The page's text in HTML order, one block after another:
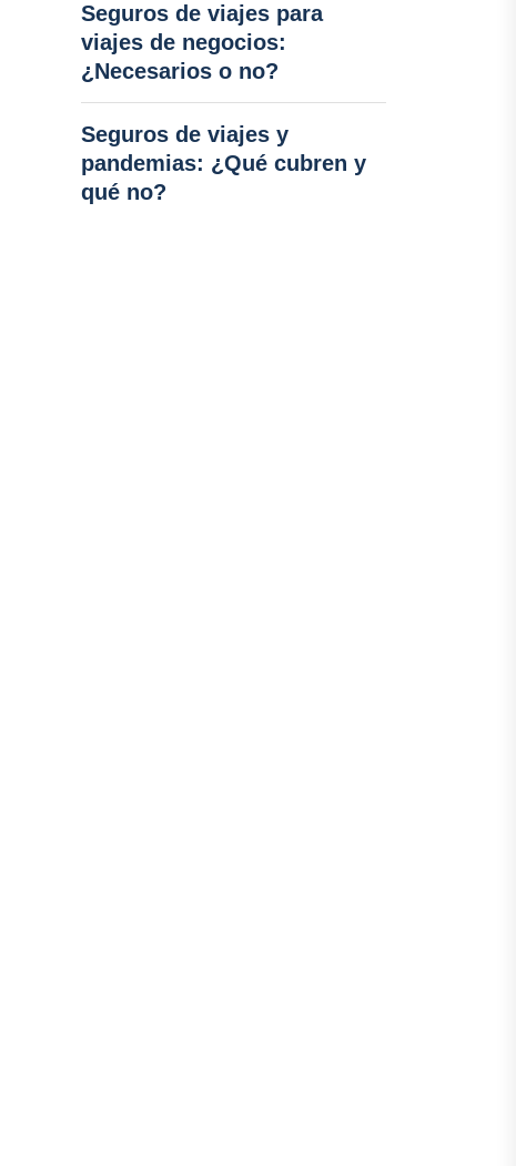
Seguros de viajes para
viajes de negocios:
¿Necesarios o no?
Seguros de viajes y
pandemias: ¿Qué cubren y
qué no?